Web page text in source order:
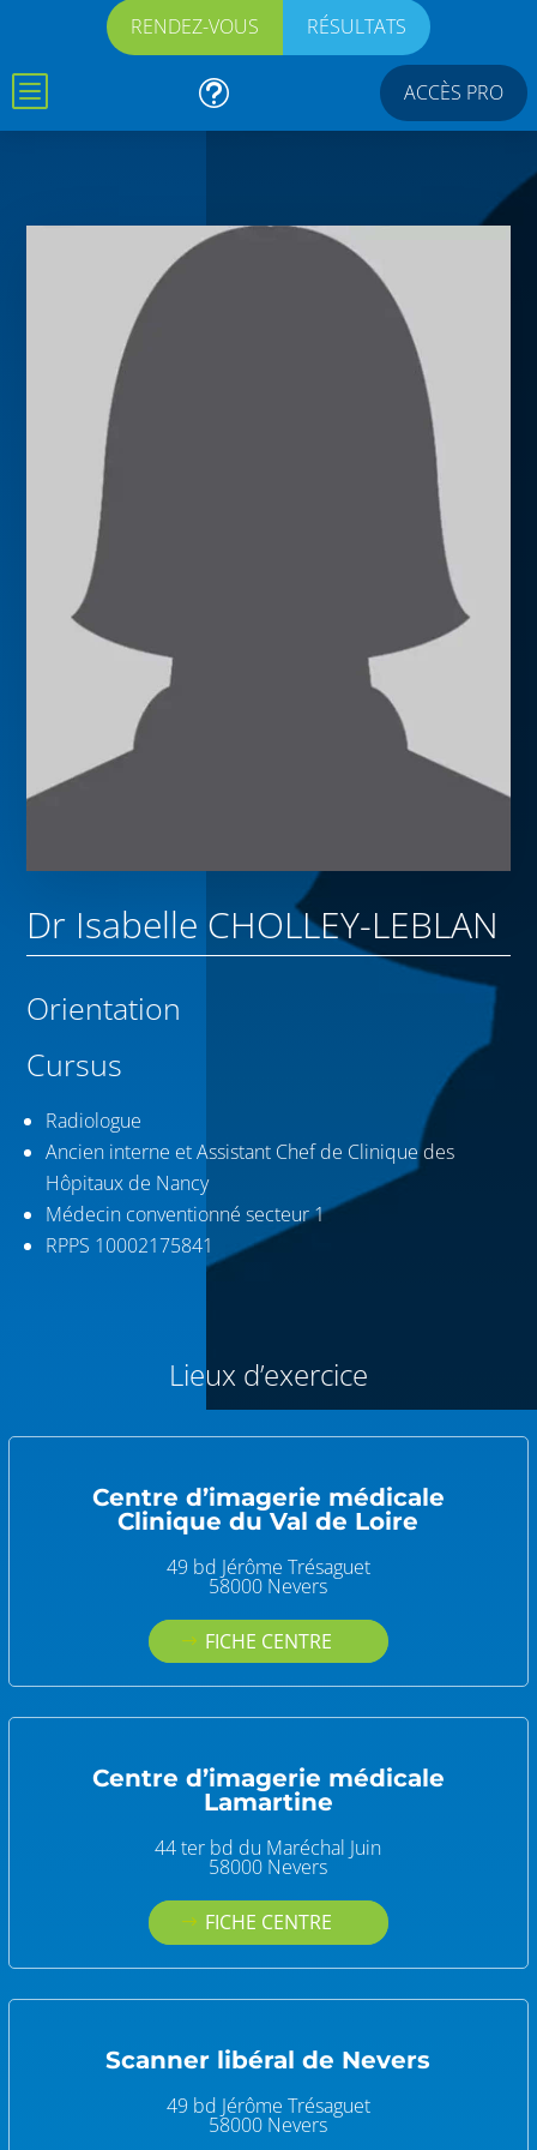
RENDEZ-VOUS RÉSULTATS
b t ACCÈS PRO
Dr Isabelle CHOLLEY-LEBLAN
Orientation
Cursus
Radiologue
Ancien interne et Assistant Chef de Clinique des
Hôpitaux de Nancy
Médecin conventionné secteur 1
RPPS 10002175841
Lieux d’exercice
Centre d’imagerie médicale
Clinique du Val de Loire
49 bd Jérôme Trésaguet
58000 Nevers
FICHE CENTRE
Centre d’imagerie médicale
Lamartine
44 ter bd du Maréchal Juin
58000 Nevers
FICHE CENTRE
Scanner libéral de Nevers
49 bd Jérôme Trésaguet
58000 Nevers